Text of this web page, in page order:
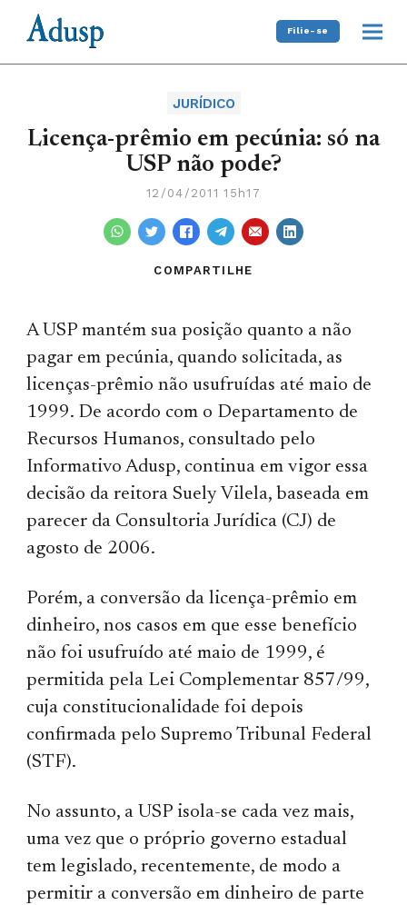
Filie-se
JURÍDICO
Licença-prêmio em pecúnia: só na
USP não pode?
12/04/2011 15h17
COMPARTILHE
A USP mantém sua posição quanto a não
pagar em pecúnia, quando solicitada, as
licenças-prêmio não usufruídas até maio de
1999. De acordo com o Departamento de
Recursos Humanos, consultado pelo
Informativo Adusp, continua em vigor essa
decisão da reitora Suely Vilela, baseada em
parecer da Consultoria Jurídica (CJ) de
agosto de 2006.
Porém, a conversão da licença-prêmio em
dinheiro, nos casos em que esse benefício
não foi usufruído até maio de 1999, é
permitida pela Lei Complementar 857/99,
cuja constitucionalidade foi depois
confirmada pelo Supremo Tribunal Federal
(STF).
No assunto, a USP isola-se cada vez mais,
uma vez que o próprio governo estadual
tem legislado, recentemente, de modo a
permitir a conversão em dinheiro de parte